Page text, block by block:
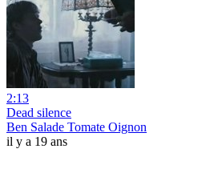
2:13
Dead silence
Ben Salade Tomate Oignon
il y a 19 ans